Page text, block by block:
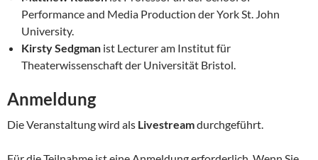
Performance and Media Production der York St. John
University.
Kirsty Sedgman ist Lecturer am Institut für
Theaterwissenschaft der Universität Bristol.
Anmeldung
Die Veranstaltung wird als Livestreamdurchgeführt.